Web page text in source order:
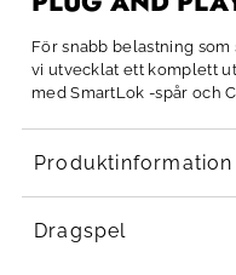
För snabb belastning
vi utvecklat ett komplett
med SmartLok -spår och
Produktinformation
Dragspel